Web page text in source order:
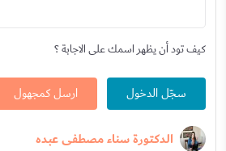
كيف تود أن يظهر اسمك على الاجابة ؟
سجّل الدخول ارسل كمجهول
الدكتورة سناء مصطفى عبده